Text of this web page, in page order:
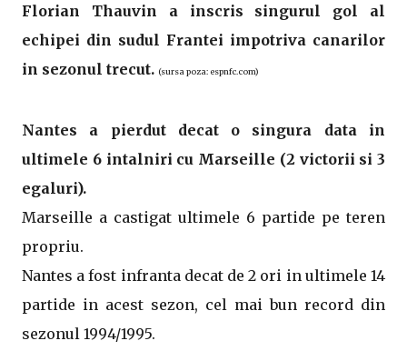
Florian Thauvin a inscris singurul gol al
echipei din sudul Frantei impotriva canarilor
in sezonul trecut. (sursa poza: espnfc.com)
Nantes a pierdut decat o singura data in
ultimele 6 intalniri cu Marseille (2 victorii si 3
egaluri).
Marseille a castigat ultimele 6 partide pe teren
propriu.
Nantes a fost infranta decat de 2 ori in ultimele 14
partide in acest sezon, cel mai bun record din
sezonul 1994/1995.